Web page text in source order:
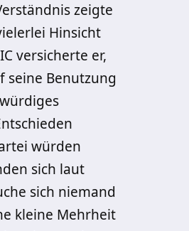
zeigte
Hinsicht
versicherte er,
seine Benutzung
würden
sich laut
sich niemand
kleine Mehrheit